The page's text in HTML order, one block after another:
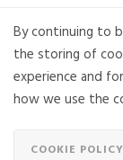
REQUEST
한 답변을 드릴 수
By continuing to
the storing of
experience and
how we use the
COOKIE POLICY